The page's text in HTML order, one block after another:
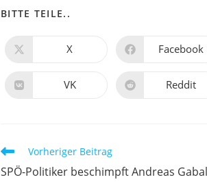
BITTE TEILE..
Öffnet
neuen
Fenster
X Öffnet
neuen
Fenster
Facebook
Öffnet
VK Öffnet
Reddit
Weitere
Artikel
ansehen
Vorheriger Beitrag
SPÖ-Politiker beschimpft Andreas